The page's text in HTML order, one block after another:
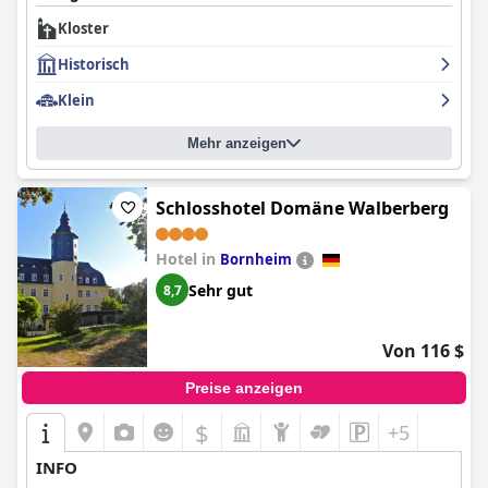
Kloster
Historisch
Klein
Mehr anzeigen
Schlosshotel Domäne Walberberg
Hotel in Bornheim
8,7 Sehr gut
Von 116 $
Preise anzeigen
$ +5
INFO